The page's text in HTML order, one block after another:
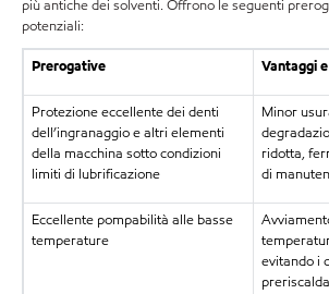
più antiche dei solventi. Offrono le seguenti
potenziali:
Prerogative Vantaggi
Protezione eccellente dei denti
dell’ingranaggio e altri elementi
della macchina sotto condizioni
limiti di lubrificazione
Minor
ridotta,
di
Eccellente pompabilità alle basse
temperature
evitando i